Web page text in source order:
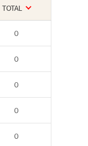
TOTAL
0
0
0
0
0